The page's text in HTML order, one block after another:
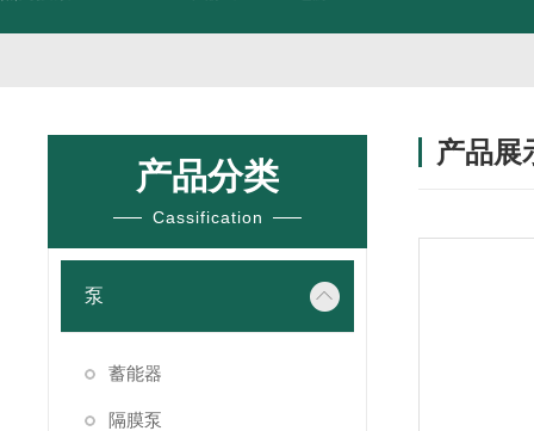
产品分类
Cassification
泵
蓄能器
隔膜泵
产品展